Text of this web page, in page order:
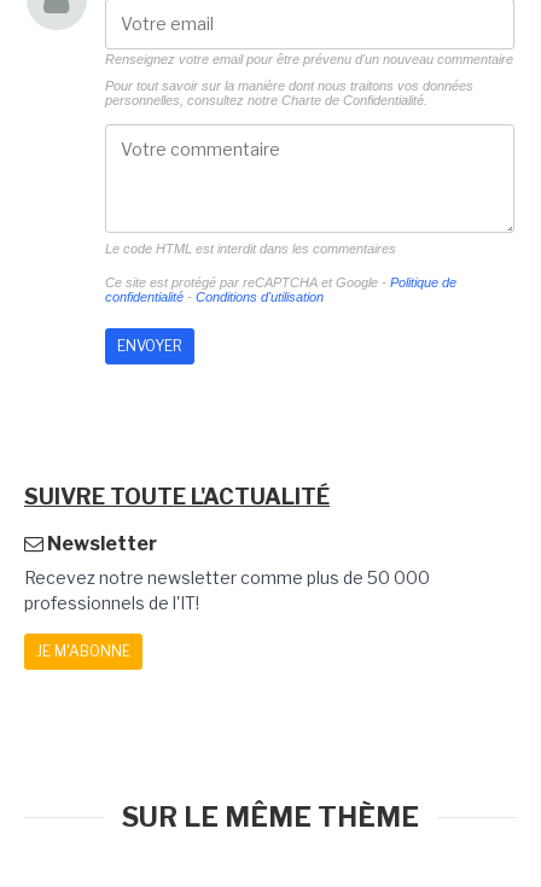
Renseignez votre email pour être prévenu d'un nouveau commentaire
Pour tout savoir sur la manière dont nous traitons vos données
personnelles, consultez notre Charte de Confidentialité.
Le code HTML est interdit dans les commentaires
Ce site est protégé par reCAPTCHA et Google - Politique de
confidentialité- Conditions d'utilisation
SUIVRE TOUTE L'ACTUALITÉ
Newsletter
Recevez notre newsletter comme plus de 50 000
professionnels de l'IT!
JE M'ABONNE
SUR LE MÊME THÈME